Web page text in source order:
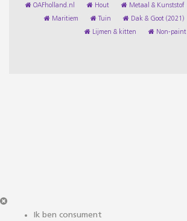
OAFholland.nl Hout Metaal & Kunststof
Maritiem Tuin Dak & Goot (2021)
Lijmen & kitten Non-paint
Ik ben consument